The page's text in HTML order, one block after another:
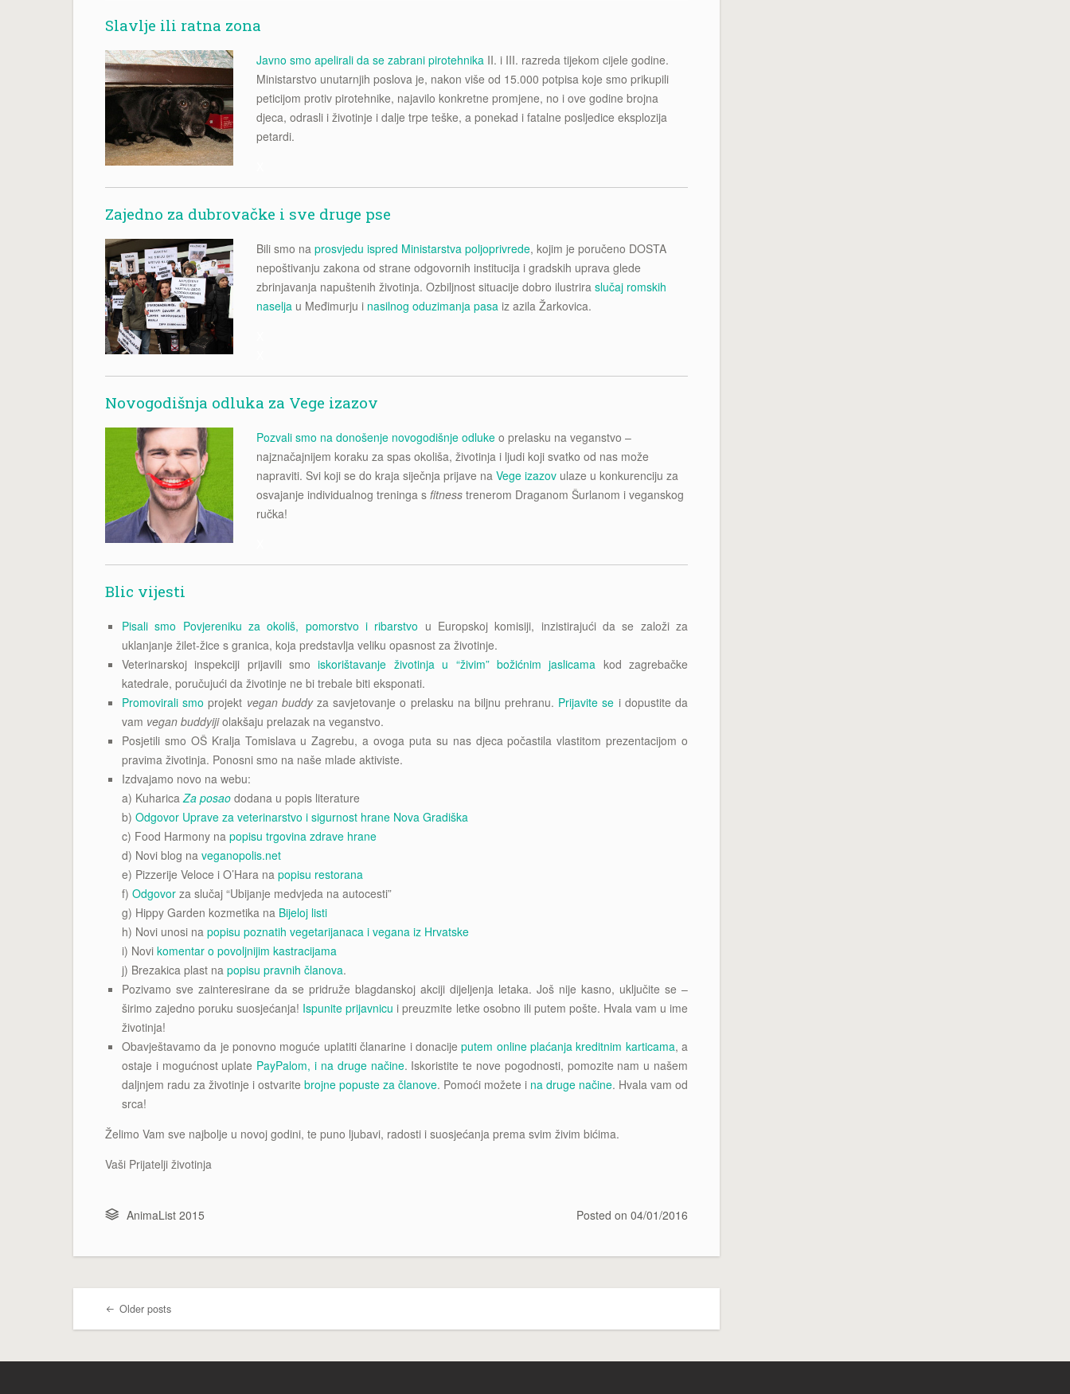
Slavlje ili ratna zona
Javno smo apelirali da se zabrani pirotehnika II. i III. razreda tijekom cijele godine.
Ministarstvo unutarnjih poslova je, nakon više od 15.000 potpisa koje smo prikupili
peticijom protiv pirotehnike, najavilo konkretne promjene, no i ove godine brojna
djeca, odrasli i životinje i dalje trpe teške, a ponekad i fatalne posljedice eksplozija
petardi.
Zajedno za dubrovačke i sve druge pse
Bili smo naprosvjedu ispred Ministarstva poljoprivrede, kojim je poručeno DOSTA
nepoštivanju zakona od strane odgovornih institucija i gradskih uprava glede
zbrinjavanja napuštenih životinja. Ozbiljnost situacije dobro ilustriraslučaj romskih
naselja u Međimurju i nasilnog oduzimanja pasa iz azila Žarkovica.
Novogodišnja odluka za Vege izazov
Pozvali smo na donošenje novogodišnje odluke o prelasku na veganstvo –
najznačajnijem koraku za spas okoliša, životinja i ljudi koji svatko od nas može
napraviti. Svi koji se do kraja siječnja prijave naVege izazov ulaze u konkurenciju za
osvajanje individualnog treninga sfitness trenerom Draganom Šurlanom i veganskog
ručka!
Blic vijesti
Pisali smo Povjereniku za okoliš, pomorstvo i ribarstvo u Europskoj komisiji, inzistirajući da se založi za
uklanjanje žilet-žice s granica, koja predstavlja veliku opasnost za životinje.
Veterinarskoj inspekciji prijavili smoiskorištavanje životinja u “živim” božićnim jaslicama kod zagrebačke
katedrale, poručujući da životinje ne bi trebale biti eksponati.
Promovirali smo projekt vegan buddyza savjetovanje o prelasku na biljnu prehranu. Prijavite se i dopustite da
vam vegan buddyijiolakšaju prelazak na veganstvo.
Posjetili smo OŠ Kralja Tomislava u Zagrebu, a ovoga puta su nas djeca počastila vlastitom prezentacijom o
pravima životinja. Ponosni smo na naše mlade aktiviste.
Izdvajamo novo na webu:
a) Kuharica Za posao dodana u popis literature
b) Odgovor Uprave za veterinarstvo i sigurnost hrane Nova Gradiška
c) Food Harmony na popisu trgovina zdrave hrane
d) Novi blog na veganopolis.net
e) Pizzerije Veloce i O’Hara na popisu restorana
f) Odgovor za slučaj “Ubijanje medvjeda na autocesti”
g) Hippy Garden kozmetika na Bijeloj listi
h) Novi unosi na popisu poznatih vegetarijanaca i vegana iz Hrvatske
i) Novi komentar o povoljnijim kastracijama
j) Brezakica plast na popisu pravnih članova.
Pozivamo sve zainteresirane da se pridruže blagdanskoj akciji dijeljenja letaka. Još nije kasno, uključite se –
širimo zajedno poruku suosjećanja! Ispunite prijavnicu i preuzmite letke osobno ili putem pošte. Hvala vam u ime
životinja!
Obavještavamo da je ponovno moguće uplatiti članarine i donacijeputem online plaćanja kreditnim karticama, a
ostaje i mogućnost uplate PayPalom, i na druge načine. Iskoristite te nove pogodnosti, pomozite nam u našem
daljnjem radu za životinje i ostvarite brojne popuste za članove. Pomoći možete i na druge načine. Hvala vam od
srca!
Želimo Vam sve najbolje u novoj godini, te puno ljubavi, radosti i suosjećanja prema svim živim bićima.
Vaši Prijatelji životinja
AnimaList 2015 Posted on 04/01/2016
Post navigation
Older posts